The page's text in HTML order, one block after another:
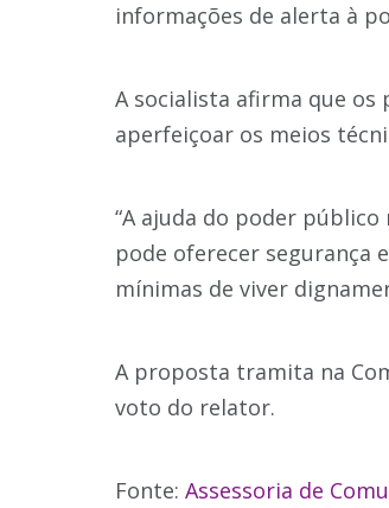
informações de alerta à
A socialista afirma que
aperfeiçoar os meios
“A ajuda do poder
pode oferecer segurança
mínimas de viver
A proposta tramita na
voto do relator.
Fonte: Assessoria de